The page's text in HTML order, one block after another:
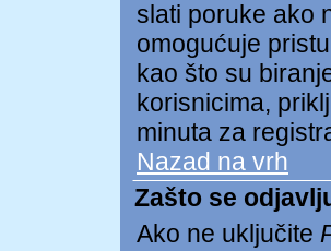
slati poruke ako
omogućuje
kao što su
korisnicima,
minuta za
Nazad na vrh
Zašto se
Ako ne uključite